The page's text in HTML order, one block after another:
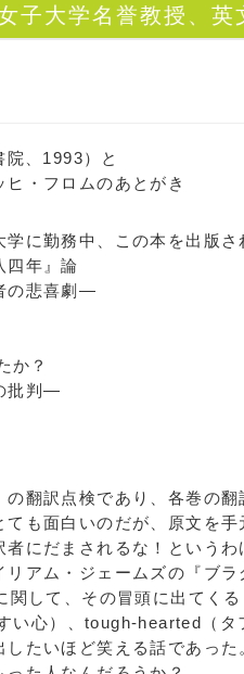
子大学名誉教授、
、1993）と
フロムのあとがき
に勤務中、この本を出版さ
年』論
悲喜劇―
か？
批判―
翻訳点検であり、各巻の翻
も面白いのだが、原文を手
にだまされるな！という
アム・ジェームズの『ブラ
関して、その冒頭に出てく
い心）、tough-hearted（タ
したいほど笑える話であっ